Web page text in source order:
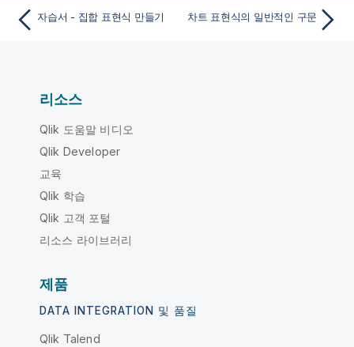
자습서 - 집합 표현식 만들기 차트 표현식의 일반적인 구문
리소스
Qlik 도움말 비디오
Qlik Developer
교육
Qlik 학습
Qlik 고객 포털
리소스 라이브러리
제품
DATA INTEGRATION 및 품질
Qlik Talend